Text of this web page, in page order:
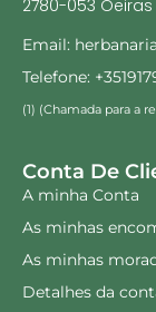
2780-053 Oeiras
Email:
Telefone:
(1) (Chamada para a
Conta De
A minha Conta
As minhas
As minhas
Detalhes da